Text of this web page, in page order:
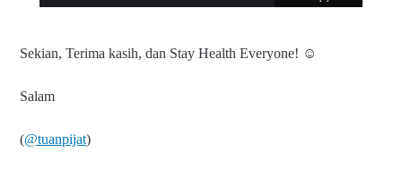
Sekian, Terima kasih, dan Stay Health Everyone! ☺
Salam
(@tuanpijat)